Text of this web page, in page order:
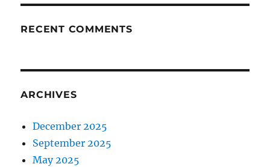
RECENT COMMENTS
ARCHIVES
December 2025
September 2025
May 2025